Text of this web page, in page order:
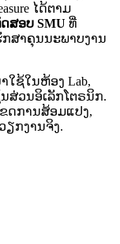
ໄດ້ຕາມ
ສອບ SMU ທີ່
ກສາຄຸນນະພາບງານ
ຊ້ໃນຫ້ອງ Lab,
ສ່ວນອິເລັກໂຕຣນິກ.
ດການສ້ອມແປງ,
ຽກງານຈິງ.